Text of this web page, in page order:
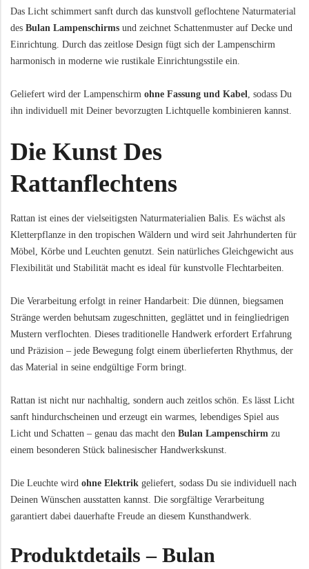
Das Licht schimmert sanft durch das kunstvoll geflochtene Naturmaterial
des Bulan Lampenschirms und zeichnet Schattenmuster auf Decke und
Einrichtung. Durch das zeitlose Design fügt sich der Lampenschirm
harmonisch in moderne wie rustikale Einrichtungsstile ein.
Geliefert wird der Lampenschirm ohne Fassung und Kabel
, sodass Du
ihn individuell mit Deiner bevorzugten Lichtquelle kombinieren kannst.
Die Kunst Des
Rattanflechtens
Rattan ist eines der vielseitigsten Naturmaterialien Balis. Es wächst als
Kletterpflanze in den tropischen Wäldern und wird seit Jahrhunderten für
Möbel, Körbe und Leuchten genutzt. Sein natürliches Gleichgewicht aus
Flexibilität und Stabilität macht es ideal für kunstvolle Flechtarbeiten.
Die Verarbeitung erfolgt in reiner Handarbeit: Die dünnen, biegsamen
Stränge werden behutsam zugeschnitten, geglättet und in feingliedrigen
Mustern verflochten. Dieses traditionelle Handwerk erfordert Erfahrung
und Präzision – jede Bewegung folgt einem überlieferten Rhythmus, der
das Material in seine endgültige Form bringt.
Rattan ist nicht nur nachhaltig, sondern auch zeitlos schön. Es lässt Licht
sanft hindurchscheinen und erzeugt ein warmes, lebendiges Spiel aus
Licht und Schatten – genau das macht den Bulan Lampenschirm zu
einem besonderen Stück balinesischer Handwerkskunst.
Die Leuchte wird ohne Elektrik geliefert, sodass Du sie individuell nach
Deinen Wünschen ausstatten kannst. Die sorgfältige Verarbeitung
garantiert dabei dauerhafte Freude an diesem Kunsthandwerk.
Produktdetails – Bulan